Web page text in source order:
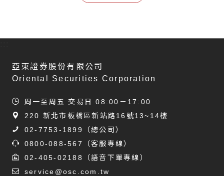
亞東證券股份有限公司
Oriental Securities Corporation
周一至周五 交易日 08:00－17:00
220 新北市板橋區新站路16號13~14樓
02-7753-1899
（總公司）
0800-088-567
（客服專線）
02-405-02188
（語音下單專線）
service@osc.com.tw